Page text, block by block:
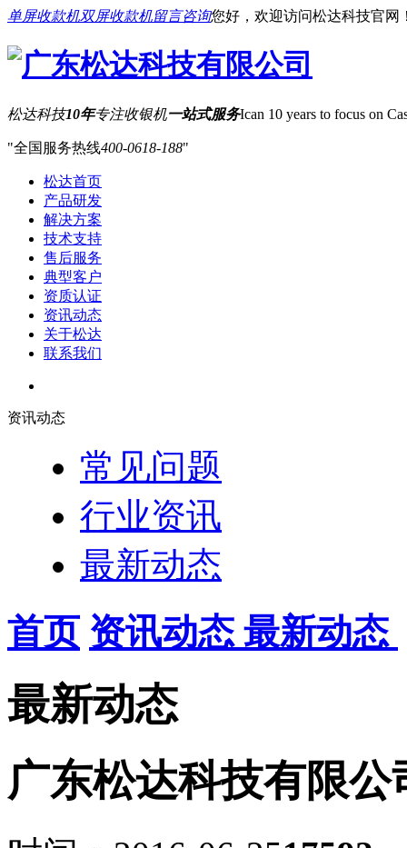
单屏收款机双屏收款机留言咨询您好，欢迎访问松达科技官网
松达科技10年专注收银机一站式服务Ican 10 years to focus on
全国服务热线400-0618-188
松达首页
产品研发
解决方案
技术支持
售后服务
典型客户
资质认证
资讯动态
关于松达
联系我们
资讯动态
常见问题
行业资讯
最新动态
首页 资讯动态 最新动态
最新动态
广东松达科技有限公